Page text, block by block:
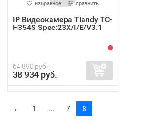
избранное сравнить
IP Видеокамера Tiandy TC-
H354S Spec:23X/I/E/V3.1
64 890 руб.
38 934 руб.
← 1 ... 7 8